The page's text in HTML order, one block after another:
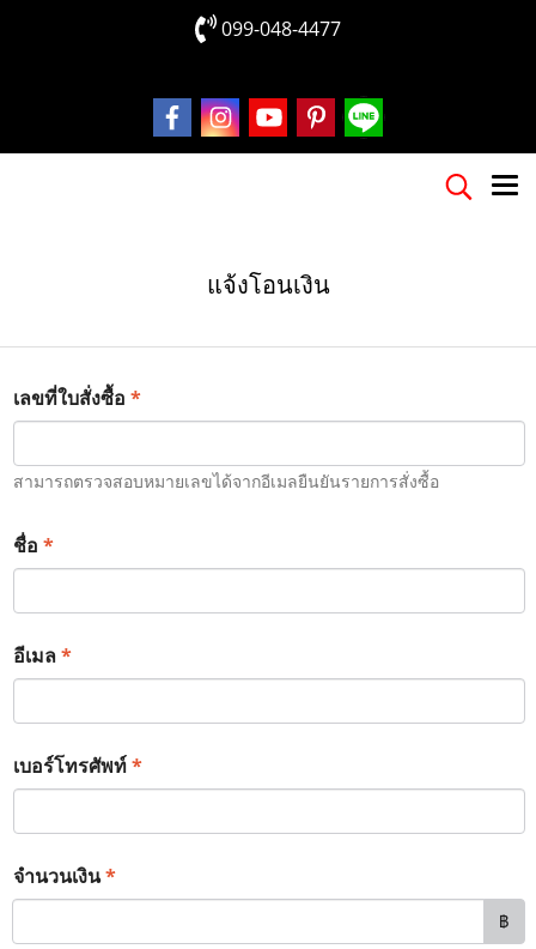
099-048-4477
แจ้งโอนเงิน
เลขที่ใบสั่งซื้อ *
สามารถตรวจสอบหมายเลขได้จากอีเมลยืนยันรายการสั่งซื้อ
ชื่อ *
อีเมล *
เบอร์โทรศัพท์ *
จำนวนเงิน*
฿